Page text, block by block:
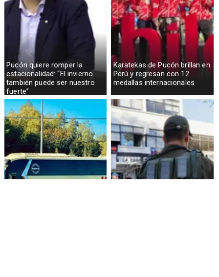
Pucón quiere romper la
estacionalidad: “El invierno
también puede ser nuestro
fuerte”
Karatekas de Pucón brillan en
Perú y regresan con 12
medallas internacionales